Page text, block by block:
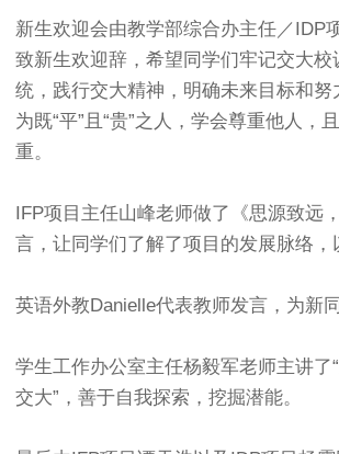
新生欢迎会由教学部综合办主任／IDP
致新生欢迎辞，希望同学们牢记交大校
统，践行交大精神，明确未来目标和努
为既“平”且“贵”之人，学会尊重他人，
重。
IFP项目主任山峰老师做了《思源致远
言，让同学们了解了项目的发展脉络，
英语外教Danielle代表教师发言，为新
学生工作办公室主任杨毅军老师主讲了
交大”，善于自我探索，挖掘潜能。